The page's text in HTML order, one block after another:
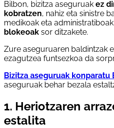
Bilbon, bizitza aseguruak ez
kobratzen, nahiz eta sinistre
medikoak eta administratiboak
blokeoak sor ditzakete.
Zure aseguruaren baldintzak
ezagutzea funtsezkoa da
Bizitza aseguruak konparatu
aseguruak behar bezala
1. Heriotzaren
estalita